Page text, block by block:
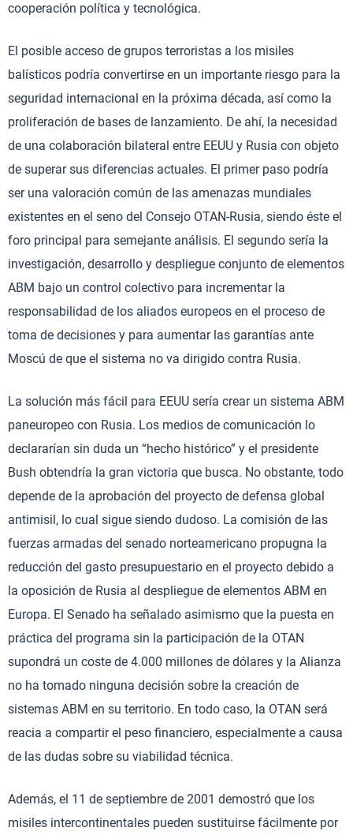
cooperación política y tecnológica.
El posible acceso de grupos terroristas a los misiles
balísticos podría convertirse en un importante riesgo para la
seguridad internacional en la próxima década, así como la
proliferación de bases de lanzamiento. De ahí, la necesidad
de una colaboración bilateral entre EEUU y Rusia con objeto
de superar sus diferencias actuales. El primer paso podría
ser una valoración común de las amenazas mundiales
existentes en el seno del Consejo OTAN-Rusia, siendo éste el
foro principal para semejante análisis. El segundo sería la
investigación, desarrollo y despliegue conjunto de elementos
ABM bajo un control colectivo para incrementar la
responsabilidad de los aliados europeos en el proceso de
toma de decisiones y para aumentar las garantías ante
Moscú de que el sistema no va dirigido contra Rusia.
La solución más fácil para EEUU sería crear un sistema ABM
paneuropeo con Rusia. Los medios de comunicación lo
declararían sin duda un “hecho histórico” y el presidente
Bush obtendría la gran victoria que busca. No obstante, todo
depende de la aprobación del proyecto de defensa global
antimisil, lo cual sigue siendo dudoso. La comisión de las
fuerzas armadas del senado norteamericano propugna la
reducción del gasto presupuestario en el proyecto debido a
la oposición de Rusia al despliegue de elementos ABM en
Europa. El Senado ha señalado asimismo que la puesta en
práctica del programa sin la participación de la OTAN
supondrá un coste de 4.000 millones de dólares y la Alianza
no ha tomado ninguna decisión sobre la creación de
sistemas ABM en su territorio. En todo caso, la OTAN será
reacia a compartir el peso financiero, especialmente a causa
de las dudas sobre su viabilidad técnica.
Además, el 11 de septiembre de 2001 demostró que los
misiles intercontinentales pueden sustituirse fácilmente por